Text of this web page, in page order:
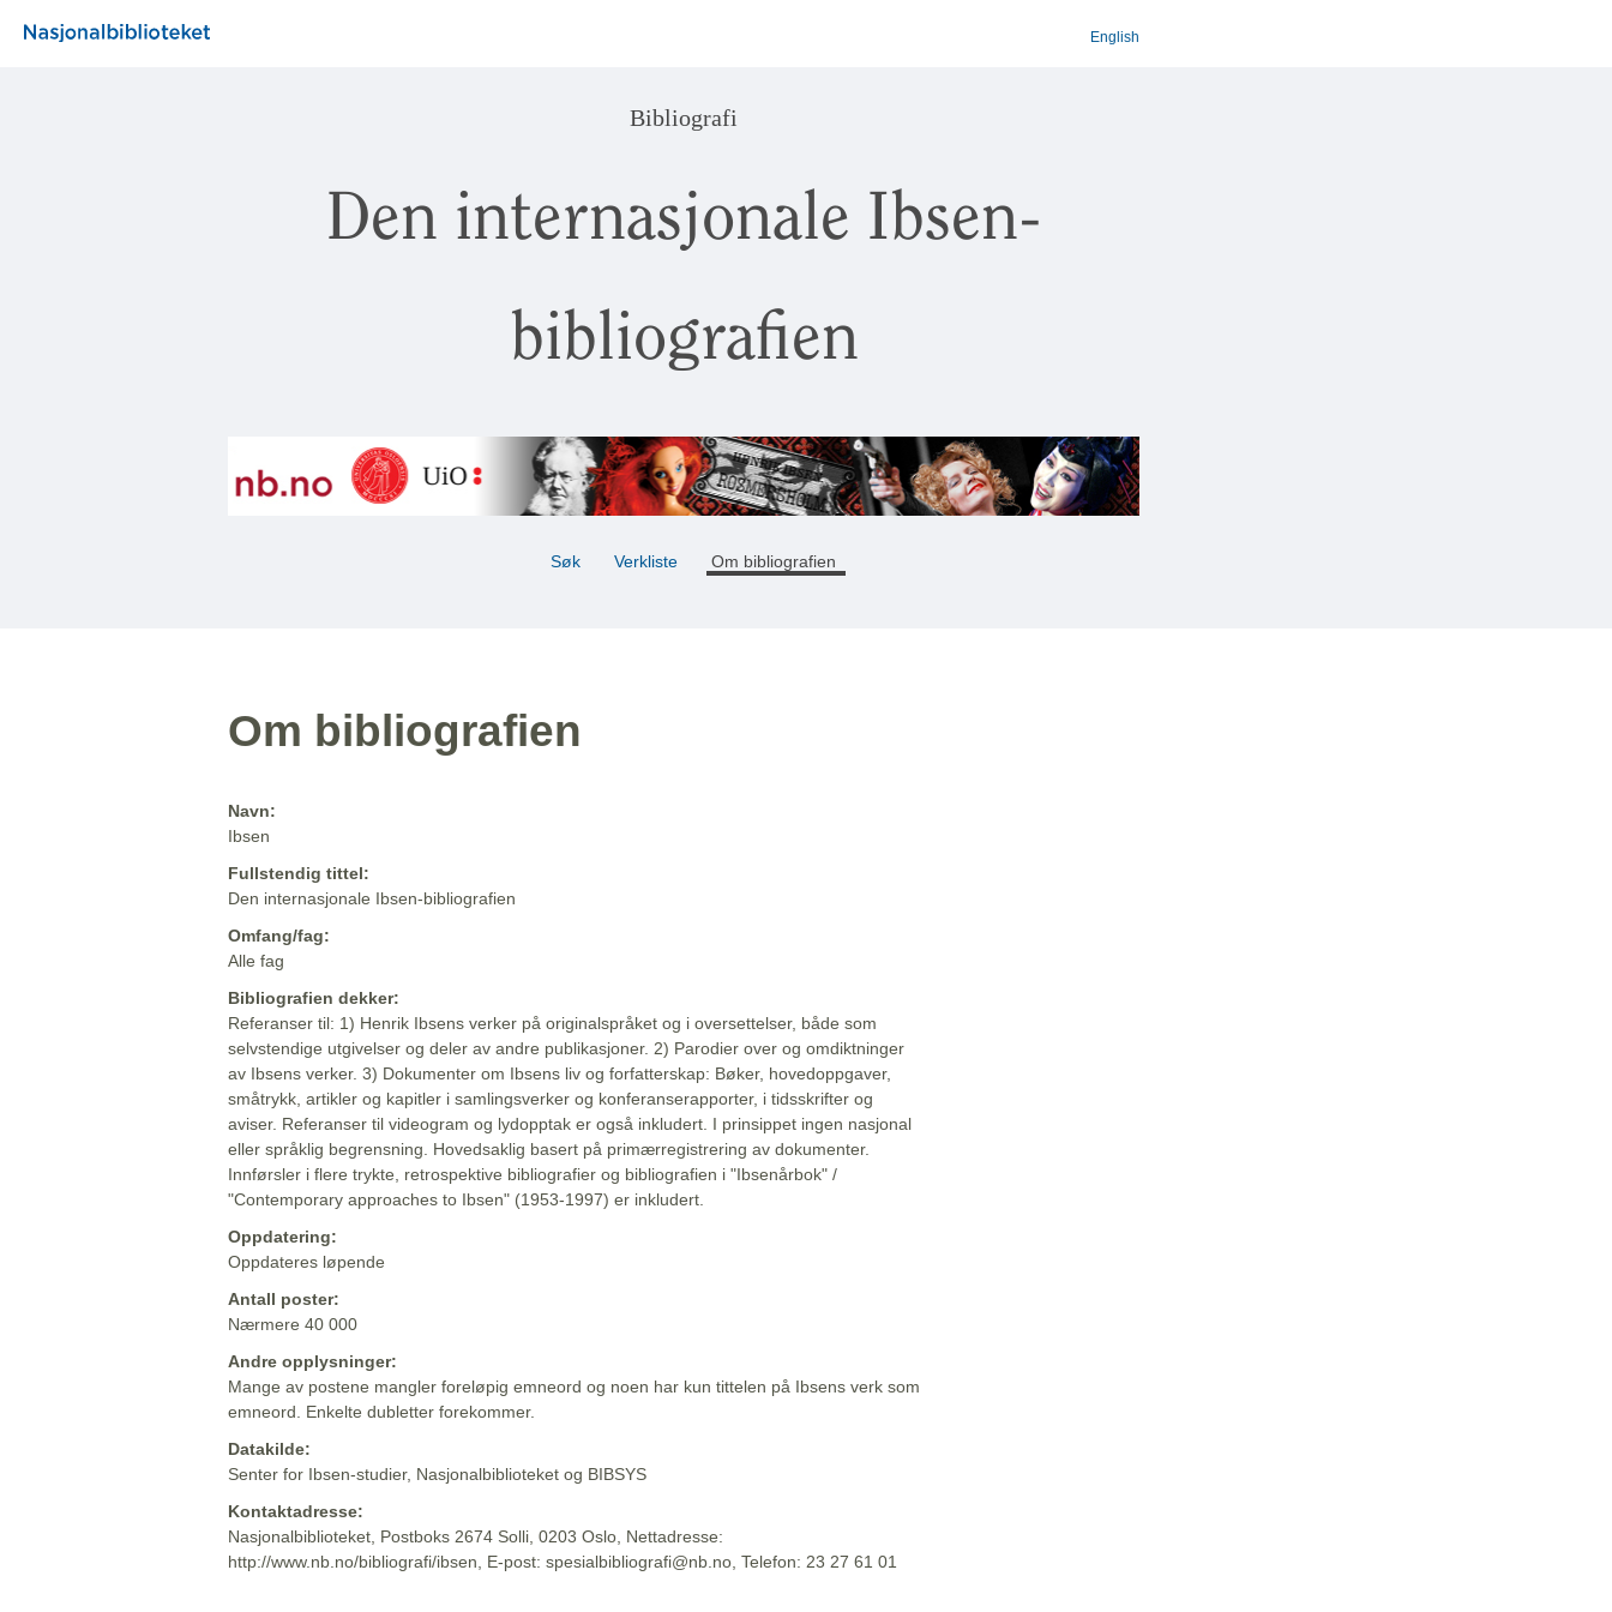
English
Bibliografi
Den internasjonale Ibsen-
bibliografien
Søk Verkliste Om bibliografien
Om bibliografien
Navn:
Ibsen
Fullstendig tittel:
Den internasjonale Ibsen-bibliografien
Omfang/fag:
Alle fag
Bibliografien dekker:
Referanser til: 1) Henrik Ibsens verker på originalspråket og i oversettelser, både som
selvstendige utgivelser og deler av andre publikasjoner. 2) Parodier over og omdiktninger
av Ibsens verker. 3) Dokumenter om Ibsens liv og forfatterskap: Bøker, hovedoppgaver,
småtrykk, artikler og kapitler i samlingsverker og konferanserapporter, i tidsskrifter og
aviser. Referanser til videogram og lydopptak er også inkludert. I prinsippet ingen nasjonal
eller språklig begrensning. Hovedsaklig basert på primærregistrering av dokumenter.
Innførsler i flere trykte, retrospektive bibliografier og bibliografien i "Ibsenårbok" /
"Contemporary approaches to Ibsen" (1953-1997) er inkludert.
Oppdatering:
Oppdateres løpende
Antall poster:
Nærmere 40 000
Andre opplysninger:
Mange av postene mangler foreløpig emneord og noen har kun tittelen på Ibsens verk som
emneord. Enkelte dubletter forekommer.
Datakilde:
Senter for Ibsen-studier, Nasjonalbiblioteket og BIBSYS
Kontaktadresse:
Nasjonalbiblioteket, Postboks 2674 Solli, 0203 Oslo, Nettadresse:
http://www.nb.no/bibliografi/ibsen, E-post: spesialbibliografi@nb.no, Telefon: 23 27 61 01